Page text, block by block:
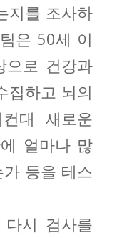
지를 조사하
은 50세 이
로 건강과
집하고 뇌의
대 새로운
얼마나 많
등을 테스
시 검사를